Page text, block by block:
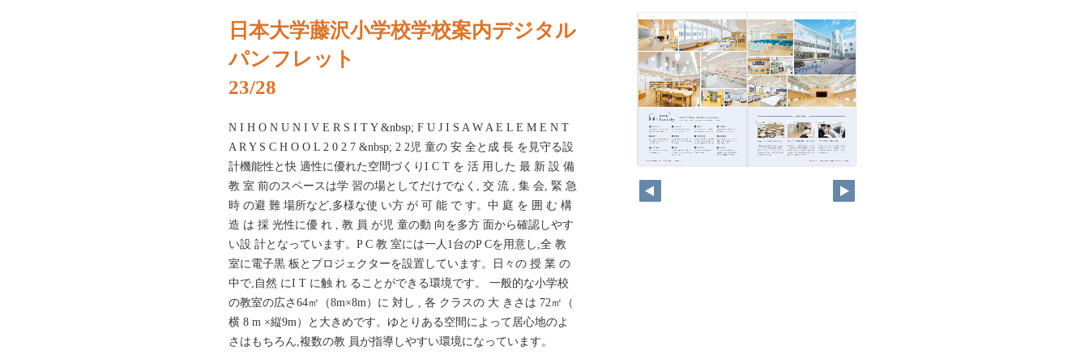
日本大学藤沢小学校学校案内デジタル
パンフレット
23/28
N I H O N U N I V E R S I T Y &nbsp; F U J I S A W A E L E M E N T
A R Y S C H O O L 2 0 2 7 &nbsp; 2 2児 童の 安 全と成 長 を見守る設
計機能性と快 適性に優れた空間づくりI C T を 活 用した 最 新 設 備
教 室 前のスペースは学 習の場としてだけでなく, 交 流 , 集 会, 緊 急
時 の避 難 場所など,多様な使 い方 が 可 能 で す。中 庭 を 囲 む 構
造 は 採 光性に優 れ , 教 員 が児 童の動 向を多方 面から確認しやす
い設 計となっています。P C 教 室には一人1台のP Cを用意し,全 教
室に電子黒 板とプロジェクターを設置しています。日々の 授 業 の
中で,自然 にI T に触 れ ることができる環境です。 一般的な小学校
の教室の広さ64㎡（8m×8m）に 対し , 各 クラスの 大 きさは 72㎡（
横 8 m ×縦9m）と大きめです。ゆとりある空間によって居心地のよ
さはもちろん,複数の教 員が指導しやすい環境になっています。